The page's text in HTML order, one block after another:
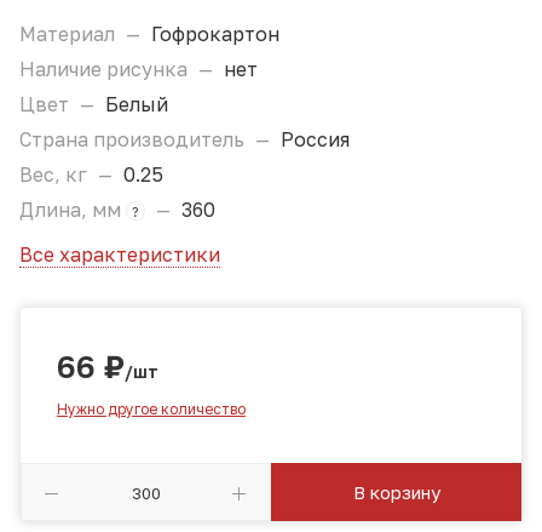
Материал — Гофрокартон
Наличие рисунка — нет
Цвет — Белый
Страна производитель — Россия
Вес, кг — 0.25
Длина, мм
? — 360
Все характеристики
66 ₽/шт
Нужно другое количество
В корзину